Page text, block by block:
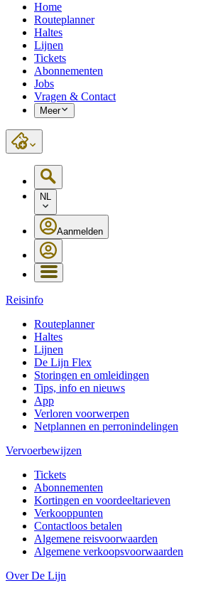
Home
Routeplanner
Haltes
Lijnen
Tickets
Abonnementen
Jobs
Vragen & Contact
Meer
NL
Aanmelden
Reisinfo
Routeplanner
Haltes
Lijnen
De Lijn Flex
Storingen en omleidingen
Tips, info en nieuws
App
Verloren voorwerpen
Netplannen en perronindelingen
Vervoerbewijzen
Tickets
Abonnementen
Kortingen en voordeeltarieven
Verkooppunten
Contactloos betalen
Algemene reisvoorwaarden
Algemene verkoopsvoorwaarden
Over De Lijn